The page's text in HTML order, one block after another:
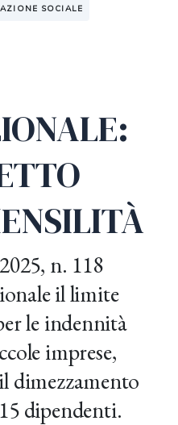
SOCIALE
n. 118
il limite
le indennità
imprese,
dimezzamento
dipendenti.